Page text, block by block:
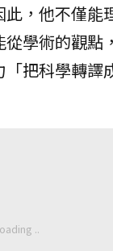
此，他不僅能
從學術的觀點
「把科學轉譯